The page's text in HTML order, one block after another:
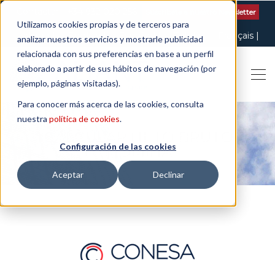
Utilizamos cookies propias y de terceros para
analizar nuestros servicios y mostrarle publicidad
relacionada con sus preferencias en base a un perfil
elaborado a partir de sus hábitos de navegación (por
ejemplo, páginas visitadas).
Para conocer más acerca de las cookies, consulta
nuestra política de cookies.
Configuración de las cookies
Aceptar Declinar
Suscribete a nuestro Newsletter
Español Català
English Français
Italiano
NÓMINA